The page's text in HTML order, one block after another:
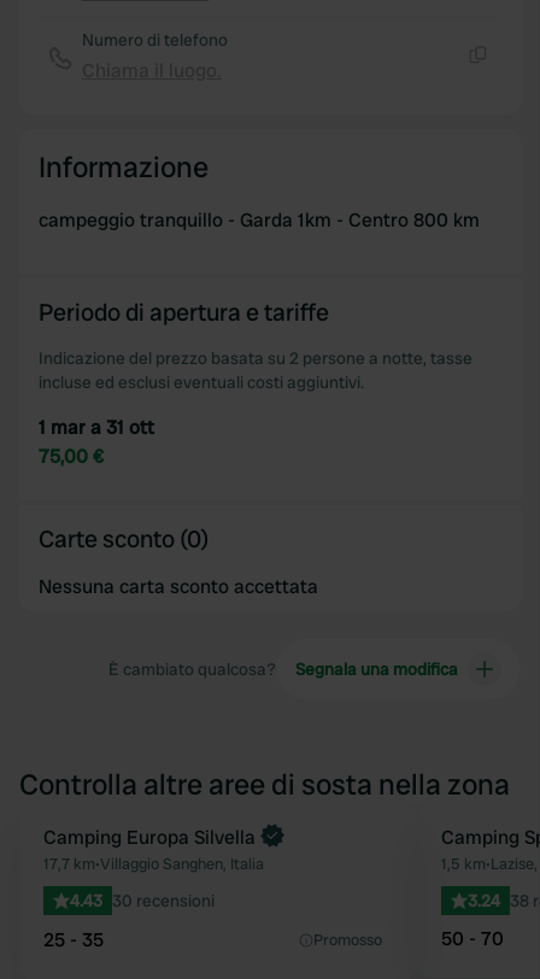
Numero di telefono
Informazione
campeggio tranquillo - Garda 1km - Centro 800 km
Periodo di apertura e tariffe
Indicazione del prezzo basata su 2 persone a notte, tasse
incluse ed esclusi eventuali costi aggiuntivi.
1 mar a 31 ott
75,00 €
Carte sconto (0)
Nessuna carta sconto accettata
È cambiato qualcosa? Segnala una modifica
Controlla altre aree di sosta nella zona
Preferito
Prenota ora
Camping Europa Silvella
17,7 km•Villaggio Sanghen, Italia
4.43 30 recensioni
25 - 35 Promosso
Camping
1,5 km•
3.24 38
50 - 70